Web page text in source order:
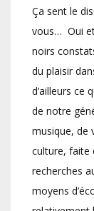
Ça sent le
vous… Oui
noirs
du plaisir
d’ailleurs ce
de notre
musique, de
culture, faite
recherches
moyens